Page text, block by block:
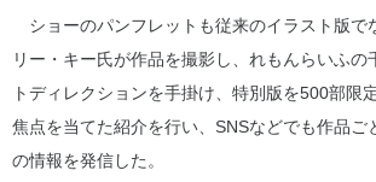
ショーのパンフレットも従来のイラスト版で
リー・キー氏が作品を撮影し、れもんらいふの
トディレクションを手掛け、特別版を500部限
焦点を当てた紹介を行い、SNSなどでも作品ご
の情報を発信した。